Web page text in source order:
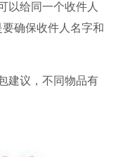
以给同一个收件人
确保收件人名字和
建议，不同物品有